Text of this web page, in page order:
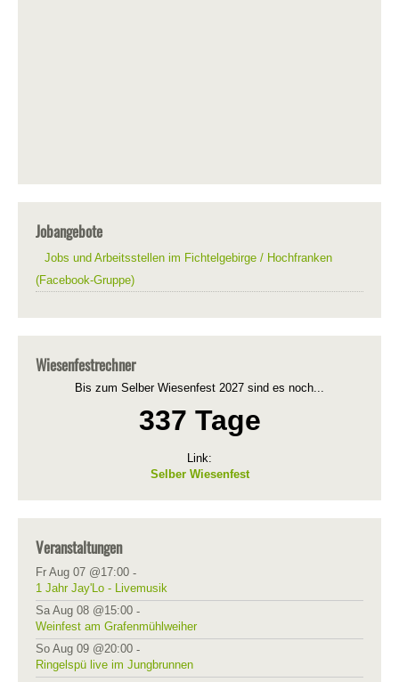
Jobangebote
Jobs und Arbeitsstellen im Fichtelgebirge / Hochfranken
(Facebook-Gruppe)
Wiesenfestrechner
Bis zum Selber Wiesenfest 2027 sind es noch...
337 Tage
Link:
Selber Wiesenfest
Veranstaltungen
Fr Aug 07 @17:00 -
1 Jahr Jay'Lo - Livemusik
Sa Aug 08 @15:00 -
Weinfest am Grafenmühlweiher
So Aug 09 @20:00 -
Ringelspü live im Jungbrunnen